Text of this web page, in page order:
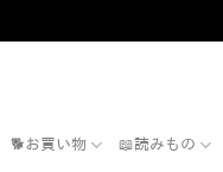
🐕お買い物 📖読みもの